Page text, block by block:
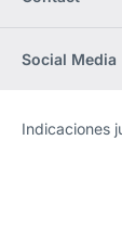
Social Media
Sitio
[Website
Indicaciones